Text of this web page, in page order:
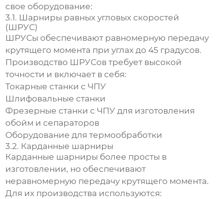
свое оборудование:
3.1. Шарниры равных угловых скоростей
(ШРУС)
ШРУСы обеспечивают равномерную передачу
крутящего момента при углах до 45 градусов.
Производство ШРУСов требует высокой
точности и включает в себя:
Токарные станки с ЧПУ
Шлифовальные станки
Фрезерные станки с ЧПУ для изготовления
обойм и сепараторов
Оборудование для термообработки
3.2. Карданные шарниры
Карданные шарниры более просты в
изготовлении, но обеспечивают
неравномерную передачу крутящего момента.
Для их производства используются: